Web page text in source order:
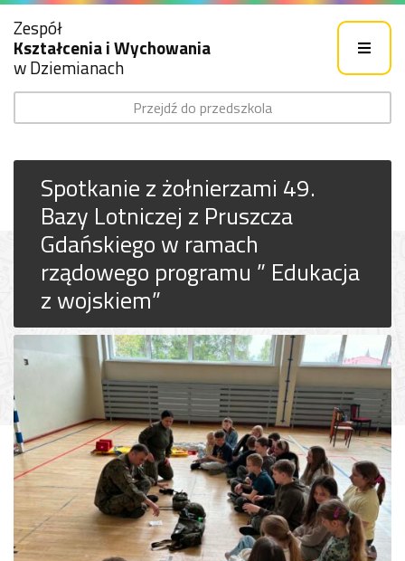
Zespół
Kształcenia i Wychowania
w Dziemianach
Przejdź do przedszkola
Spotkanie z żołnierzami 49.
Bazy Lotniczej z Pruszcza
Gdańskiego w ramach
rządowego programu ” Edukacja
z wojskiem”